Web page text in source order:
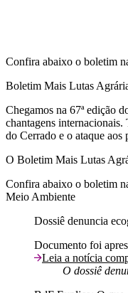
Confira abaixo o boletim
Boletim Mais Lutas
Chegamos na 67ª edição
chantagens
do Cerrado e o ataque
O Boletim Mais Lutas
Confira abaixo o boletim
Meio Ambiente
Dossiê denuncia
Documento foi
Leia a notícia
O dossiê